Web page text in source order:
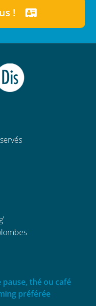
!
pause, thé ou café
préférée